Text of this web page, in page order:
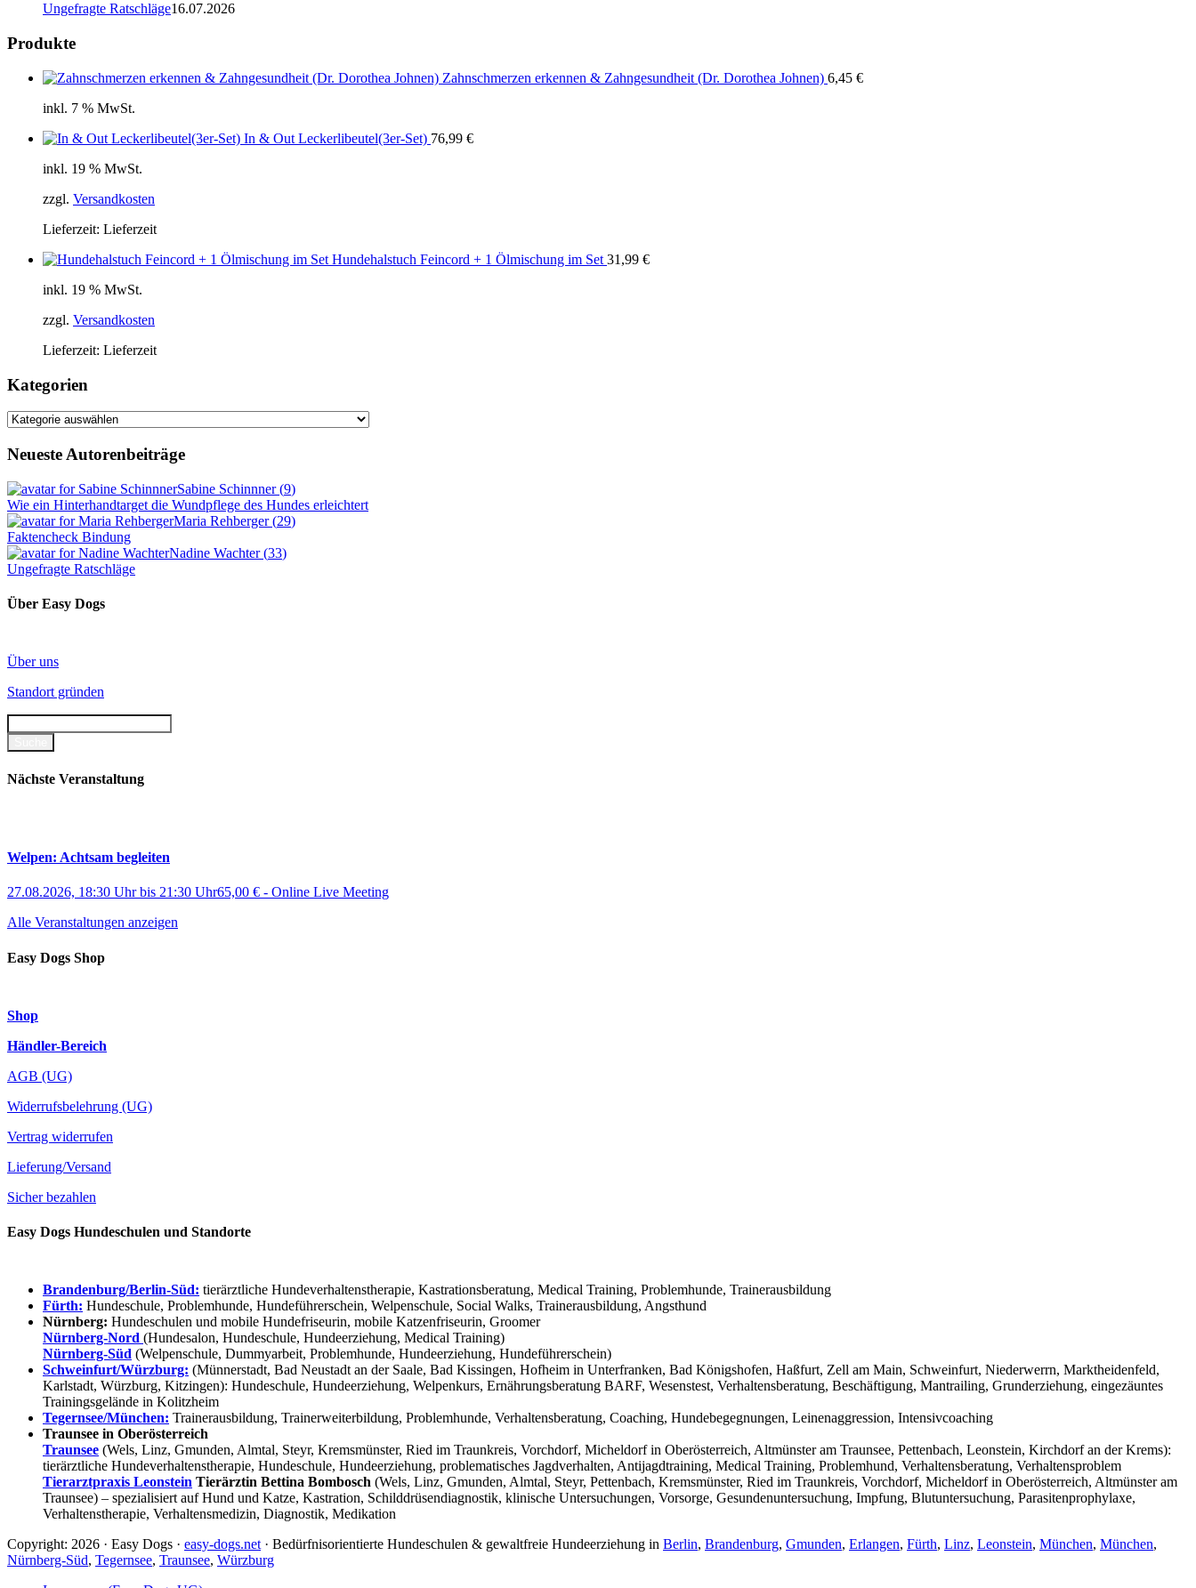
Ungefragte Ratschläge16.07.2026
Produkte
Zahnschmerzen erkennen & Zahngesundheit (Dr. Dorothea Johnen) 6,45 €
inkl. 7 % MwSt.
In & Out Leckerlibeutel(3er-Set) 76,99 €
inkl. 19 % MwSt.
zzgl. Versandkosten
Lieferzeit: Lieferzeit
Hundehalstuch Feincord + 1 Ölmischung im Set 31,99 €
inkl. 19 % MwSt.
zzgl. Versandkosten
Lieferzeit: Lieferzeit
Kategorien
Kategorien
Neueste Autorenbeiträge
Sabine Schinnner(9)
Wie ein Hinterhandtarget die Wundpflege des Hundes erleichtert
Maria Rehberger(29)
Faktencheck Bindung
Nadine Wachter(33)
Ungefragte Ratschläge
Über Easy Dogs
Über uns
Standort gründen
Nächste Veranstaltung
Welpen: Achtsam begleiten
27.08.2026, 18:30 Uhrbis 21:30 Uhr65,00 € - Online Live Meeting
Alle Veranstaltungen anzeigen
Easy Dogs Shop
Shop
Händler-Bereich
AGB (UG)
Widerrufsbelehrung (UG)
Vertrag widerrufen
Lieferung/Versand
Sicher bezahlen
Easy Dogs Hundeschulen und Standorte
Brandenburg/Berlin-Süd: tierärztliche Hundeverhaltenstherapie, Kastrationsberatung, Medical Training, Problemhunde, Trainerausbildung
Fürth: Hundeschule, Problemhunde, Hundeführerschein, Welpenschule, Social Walks, Trainerausbildung, Angsthund
Nürnberg: Hundeschulen und mobile Hundefriseurin, mobile Katzenfriseurin, Groomer
Nürnberg-Nord (Hundesalon, Hundeschule, Hundeerziehung, Medical Training)
Nürnberg-Süd (Welpenschule, Dummyarbeit, Problemhunde, Hundeerziehung, Hundeführerschein)
Schweinfurt/Würzburg: (Münnerstadt, Bad Neustadt an der Saale, Bad Kissingen, Hofheim in Unterfranken, Bad Königshofen, Haßfurt, Zell am Main, Schweinfurt, Niederwerrn, Marktheidenfeld,
Karlstadt, Würzburg, Kitzingen): Hundeschule, Hundeerziehung, Welpenkurs, Ernährungsberatung BARF, Wesenstest, Verhaltensberatung, Beschäftigung, Mantrailing, Grunderziehung, eingezäuntes
Trainingsgelände in Kolitzheim
Tegernsee/München: Trainerausbildung, Trainerweiterbildung, Problemhunde, Verhaltensberatung, Coaching, Hundebegegnungen, Leinenaggression, Intensivcoaching
Traunsee in Oberösterreich
Traunsee (Wels, Linz, Gmunden, Almtal, Steyr, Kremsmünster, Ried im Traunkreis, Vorchdorf, Micheldorf in Oberösterreich, Altmünster am Traunsee, Pettenbach, Leonstein, Kirchdorf an der Krems):
tierärztliche Hundeverhaltenstherapie, Hundeschule, Hundeerziehung, problematisches Jagdverhalten, Antijagdtraining, Medical Training, Problemhund, Verhaltensberatung, Verhaltensproblem
Tierarztpraxis Leonstein Tierärztin Bettina Bombosch (Wels, Linz, Gmunden, Almtal, Steyr, Pettenbach, Kremsmünster, Ried im Traunkreis, Vorchdorf, Micheldorf in Oberösterreich, Altmünster am
Traunsee) – spezialisiert auf Hund und Katze, Kastration, Schilddrüsendiagnostik, klinische Untersuchungen, Vorsorge, Gesundenuntersuchung, Impfung, Blutuntersuchung, Parasitenprophylaxe,
Verhaltenstherapie, Verhaltensmedizin, Diagnostik, Medikation
Copyright: 2026 · Easy Dogs · easy-dogs.net· Bedürfnisorientierte Hundeschulen & gewaltfreie Hundeerziehung in Berlin, Brandenburg, Gmunden, Erlangen, Fürth, Linz, Leonstein, München, München,
Nürnberg-Süd, Tegernsee, Traunsee, Würzburg